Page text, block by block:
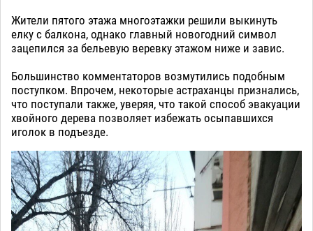
Жители пятого этажа многоэтажки решили выкинуть
елку с балкона, однако главный новогодний символ
зацепился за бельевую веревку этажом ниже и завис.
Большинство комментаторов возмутились подобным
поступком. Впрочем, некоторые астраханцы признались,
что поступали также, уверяя, что такой способ эвакуации
хвойного дерева позволяет избежать осыпавшихся
иголок в подъезде.